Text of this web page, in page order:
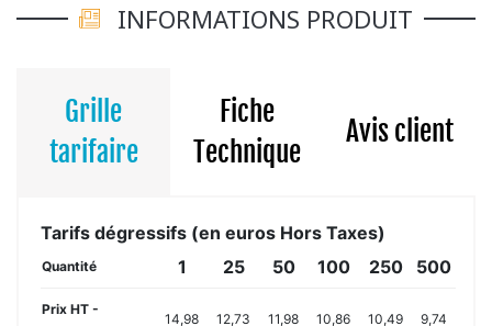
INFORMATIONS PRODUIT
Grille
tarifaire
Fiche
Technique
Avis client
Tarifs dégressifs (en euros Hors Taxes)
Quantité 1 25 50 100 250 500
Prix HT -
14,98 12,73 11,98 10,86 10,49 9,74